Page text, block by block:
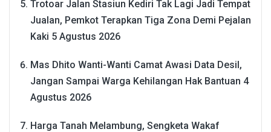
Trotoar Jalan Stasiun Kediri Tak Lagi Jadi Tempat
Jualan, Pemkot Terapkan Tiga Zona Demi Pejalan
Kaki 5 Agustus 2026
Mas Dhito Wanti-Wanti Camat Awasi Data Desil,
Jangan Sampai Warga Kehilangan Hak Bantuan 4
Agustus 2026
Harga Tanah Melambung, Sengketa Wakaf